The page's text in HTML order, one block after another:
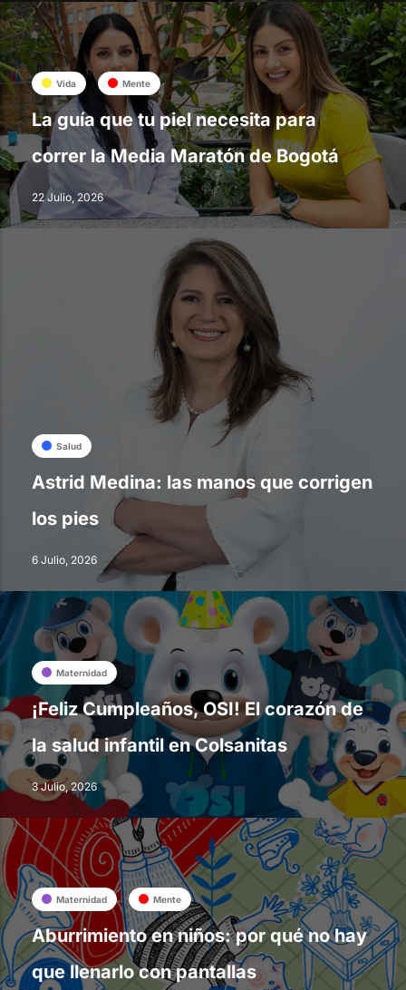
Vida Mente
La guía que tu piel necesita para
correr la Media Maratón de Bogotá
22 Julio, 2026
Salud
Astrid Medina: las manos que corrigen
los pies
6 Julio, 2026
Maternidad
¡Feliz Cumpleaños, OSI! El corazón de
la salud infantil en Colsanitas
3 Julio, 2026
Maternidad Mente
Aburrimiento en niños: por qué no hay
que llenarlo con pantallas